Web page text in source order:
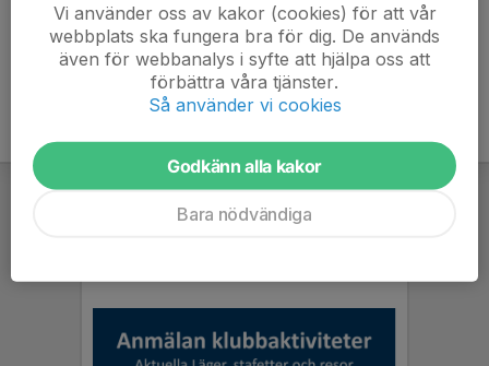
Vi använder oss av kakor (cookies) för att vår
webbplats ska fungera bra för dig. De används
även för webbanalys i syfte att hjälpa oss att
förbättra våra tjänster.
Så använder vi cookies
Godkänn alla kakor
Bara nödvändiga